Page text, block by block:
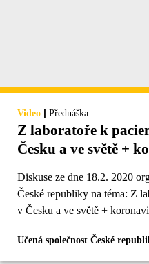
Video | Přednáška
Z laboratoře k
Česku a ve světě +
Diskuse ze dne 18.2. 2020
České republiky na téma: Z
v Česku a ve světě +
Učená společnost České